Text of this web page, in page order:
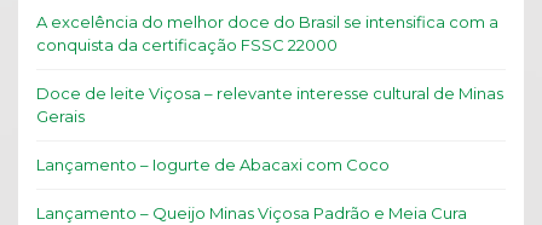
A excelência do melhor doce do Brasil se intensifica com a
conquista da certificação FSSC 22000
Doce de leite Viçosa – relevante interesse cultural de Minas
Gerais
Lançamento – Iogurte de Abacaxi com Coco
Lançamento – Queijo Minas Viçosa Padrão e Meia Cura